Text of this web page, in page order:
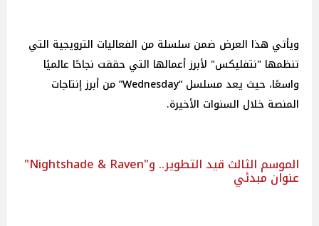
ويأتي هذا العرض ضمن سلسلة من الفعاليات الترويجية التي
تنظمها "نتفليكس" لأبرز أعمالها التي حققت نجاحًا عالميًا
واسعًا، حيث يعد مسلسل “Wednesday” من أبرز إنتاجات
المنصة خلال السنوات الأخيرة.
الموسم الثالث قيد التطوير.. و"Nightshade & Raven"
عنوان مبدئي